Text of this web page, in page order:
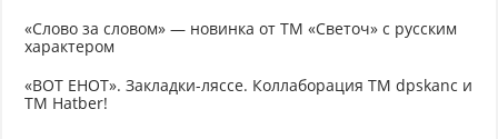
«Слово за словом» — новинка от ТМ «Светоч» с русским
характером
«ВОТ ЕНОТ». Закладки-ляссе. Коллаборация TM dpskanc и
ТМ Hatber!